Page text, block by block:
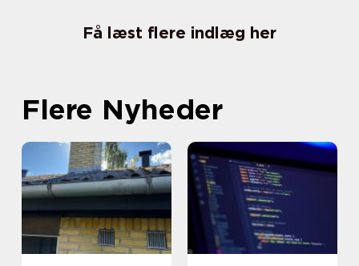
Få læst flere indlæg her
Flere Nyheder